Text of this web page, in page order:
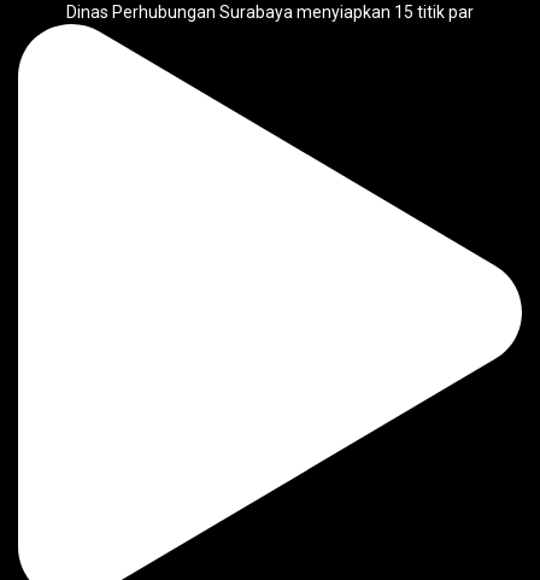
Dinas Perhubungan Surabaya menyiapkan 15 titik par